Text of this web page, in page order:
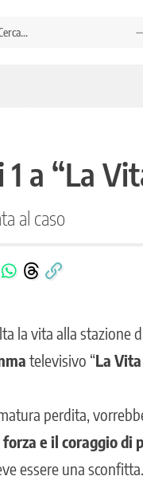
a “La
al caso
la vita alla stazione
televisivo “La
perdita,
forza e il coraggio di
essere una